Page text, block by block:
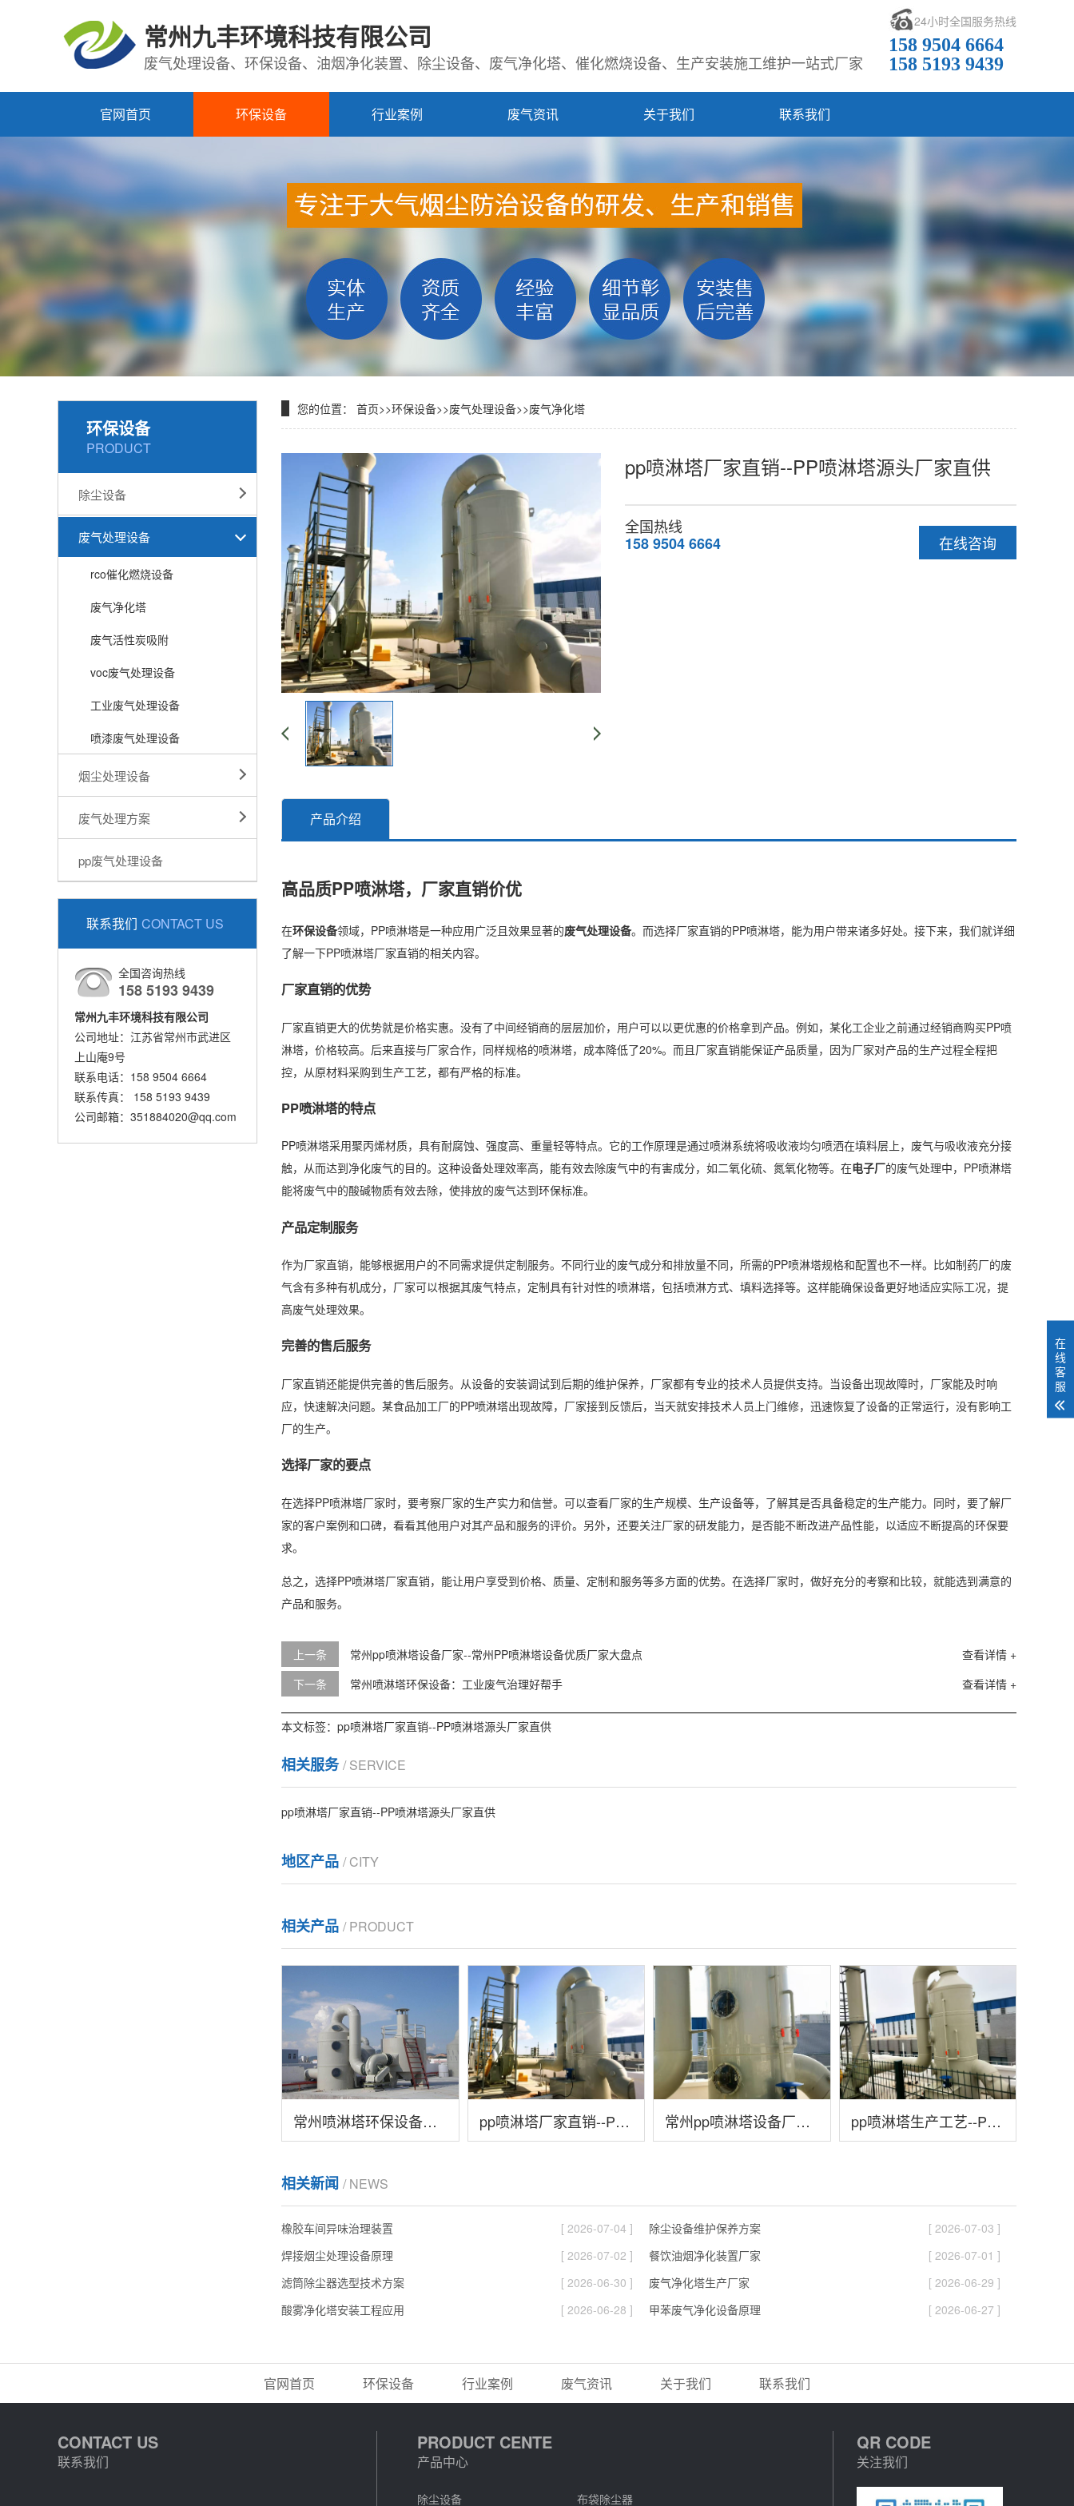
常州九丰环境科技有限公司
废气处理设备、环保设备、油烟净化装置、除尘设备、废气净化塔、催化燃烧设备、生产安装施工维护一站式厂家
24小时全国服务热线
158 9504 6664
158 5193 9439
官网首页 环保设备 行业案例 废气资讯 关于我们 联系我们
环保设备
PRODUCT
除尘设备
废气处理设备
rco催化燃烧设备
废气净化塔
废气活性炭吸附
voc废气处理设备
工业废气处理设备
喷漆废气处理设备
烟尘处理设备
废气处理方案
pp废气处理设备
联系我们 CONTACT US
全国咨询热线
158 5193 9439
常州九丰环境科技有限公司
公司地址：江苏省常州市武进区
上山庵9号
联系电话：158 9504 6664
联系传真： 158 5193 9439
公司邮箱：351884020@qq.com
您的位置： 首页>>环保设备>>废气处理设备>>废气净化塔
pp喷淋塔厂家直销--PP喷淋塔源头厂家直供
在线咨询
全国热线
158 9504 6664
产品介绍
高品质PP喷淋塔，厂家直销价优
在环保设备领域，PP喷淋塔是一种应用广泛且效果显著的废气处理设备。而选择厂家直销的PP喷淋塔，能为用户带来诸多好处。接下来，我们就详细
了解一下PP喷淋塔厂家直销的相关内容。
厂家直销的优势
厂家直销更大的优势就是价格实惠。没有了中间经销商的层层加价，用户可以以更优惠的价格拿到产品。例如，某化工企业之前通过经销商购买PP喷
淋塔，价格较高。后来直接与厂家合作，同样规格的喷淋塔，成本降低了20%。而且厂家直销能保证产品质量，因为厂家对产品的生产过程全程把
控，从原材料采购到生产工艺，都有严格的标准。
PP喷淋塔的特点
PP喷淋塔采用聚丙烯材质，具有耐腐蚀、强度高、重量轻等特点。它的工作原理是通过喷淋系统将吸收液均匀喷洒在填料层上，废气与吸收液充分接
触，从而达到净化废气的目的。这种设备处理效率高，能有效去除废气中的有害成分，如二氧化硫、氮氧化物等。在电子厂的废气处理中，PP喷淋塔
能将废气中的酸碱物质有效去除，使排放的废气达到环保标准。
产品定制服务
作为厂家直销，能够根据用户的不同需求提供定制服务。不同行业的废气成分和排放量不同，所需的PP喷淋塔规格和配置也不一样。比如制药厂的废
气含有多种有机成分，厂家可以根据其废气特点，定制具有针对性的喷淋塔，包括喷淋方式、填料选择等。这样能确保设备更好地适应实际工况，提
高废气处理效果。
完善的售后服务
厂家直销还能提供完善的售后服务。从设备的安装调试到后期的维护保养，厂家都有专业的技术人员提供支持。当设备出现故障时，厂家能及时响
应，快速解决问题。某食品加工厂的PP喷淋塔出现故障，厂家接到反馈后，当天就安排技术人员上门维修，迅速恢复了设备的正常运行，没有影响工
厂的生产。
选择厂家的要点
在选择PP喷淋塔厂家时，要考察厂家的生产实力和信誉。可以查看厂家的生产规模、生产设备等，了解其是否具备稳定的生产能力。同时，要了解厂
家的客户案例和口碑，看看其他用户对其产品和服务的评价。另外，还要关注厂家的研发能力，是否能不断改进产品性能，以适应不断提高的环保要
求。
总之，选择PP喷淋塔厂家直销，能让用户享受到价格、质量、定制和服务等多方面的优势。在选择厂家时，做好充分的考察和比较，就能选到满意的
产品和服务。
上一条 查看详情 +
常州pp喷淋塔设备厂家--常州PP喷淋塔设备优质厂家大盘点
下一条
查看详情 +
常州喷淋塔环保设备：工业废气治理好帮手
本文标签： pp喷淋塔厂家直销--PP喷淋塔源头厂家直供
相关服务/ SERVICE
pp喷淋塔厂家直销--PP喷淋塔源头厂家直供
地区产品 / CITY
相关产品 / PRODUCT
常州喷淋塔环保设备：工业废气治理好帮手 pp喷淋塔厂家直销--PP喷淋塔源头厂家直供 常州pp喷淋塔设备厂家--常州PP喷淋塔设备优质厂家大盘点 pp喷淋塔生产工艺--PP喷淋塔的完整生产工艺解析
相关新闻 / NEWS
橡胶车间异味治理装置 [ 2026-07-04 ] 除尘设备维护保养方案
[ 2026-07-03 ]
焊接烟尘处理设备原理
[ 2026-07-02 ] 餐饮油烟净化装置厂家
[ 2026-07-01 ]
滤筒除尘器选型技术方案
[ 2026-06-30 ] 废气净化塔生产厂家
[ 2026-06-29 ]
酸雾净化塔安装工程应用
[ 2026-06-28 ] 甲苯废气净化设备原理 [ 2026-06-27 ]
官网首页 环保设备 行业案例 废气资讯 关于我们 联系我们
CONTACT US
联系我们
PRODUCT CENTE
产品中心
除尘设备 布袋除尘器
QR CODE
关注我们
在
线
客
服